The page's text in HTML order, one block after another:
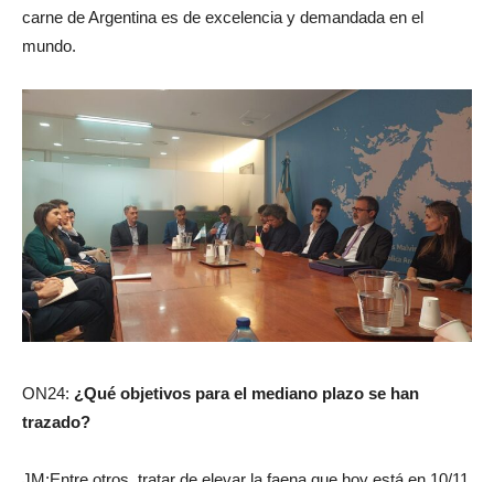
carne de Argentina es de excelencia y demandada en el
mundo.
ON24: ¿Qué objetivos para el mediano plazo se han
trazado?